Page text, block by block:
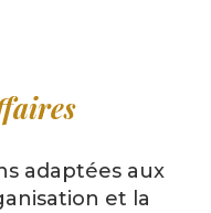
adaptées aux
et la